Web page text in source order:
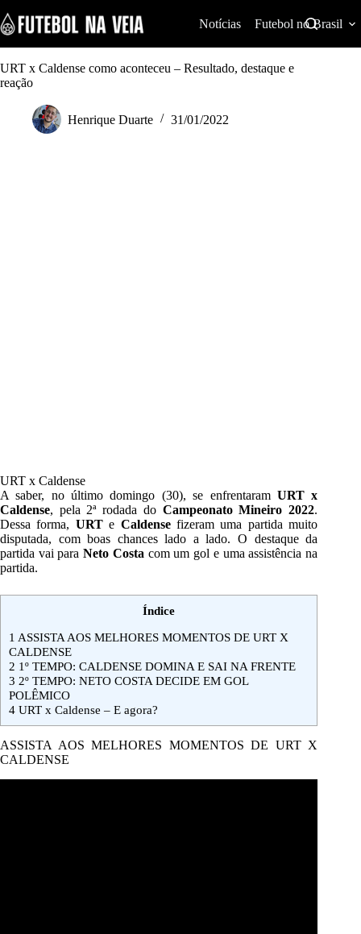
k
i
p
t
o
Notícias Futebol no Brasil
URT x Caldense como aconteceu – Resultado, destaque e
reação
Henrique Duarte 31/01/2022
URT x Caldense
A saber, no último domingo (30), se enfrentaram URT x
Caldense, pela 2ª rodada do Campeonato Mineiro 2022.
Dessa forma, URTe Caldense fizeram uma partida muito
disputada, com boas chances lado a lado. O destaque da
partida vai paraNeto Costa com um gol e uma assistência na
partida.
Índice
1 ASSISTA AOS MELHORES MOMENTOS DE URT X
CALDENSE
2 1º TEMPO: CALDENSE DOMINA E SAI NA FRENTE
3 2º TEMPO: NETO COSTA DECIDE EM GOL
POLÊMICO
4 URT x Caldense – E agora?
ASSISTA AOS MELHORES MOMENTOS DE URT X
CALDENSE